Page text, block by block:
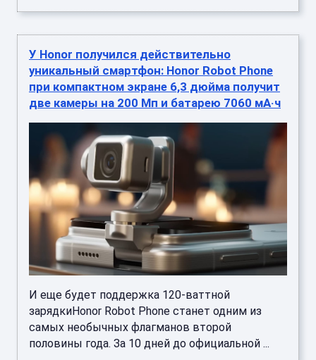
У Honor получился действительно
уникальный смартфон: Honor Robot Phone
при компактном экране 6,3 дюйма получит
две камеры на 200 Мп и батарею 7060 мА·ч
И еще будет поддержка 120-ваттной
зарядкиHonor Robot Phone станет одним из
самых необычных флагманов второй
половины года. За 10 дней до официальной ...